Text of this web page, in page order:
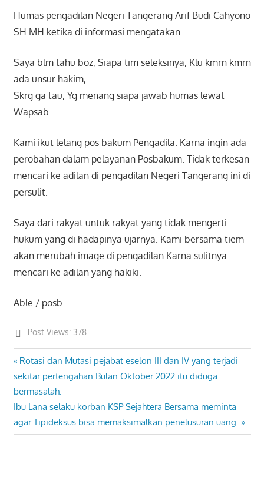
Humas pengadilan Negeri Tangerang Arif Budi Cahyono
SH MH ketika di informasi mengatakan.
Saya blm tahu boz, Siapa tim seleksinya, Klu kmrn kmrn
ada unsur hakim,
Skrg ga tau, Yg menang siapa jawab humas lewat
Wapsab.
Kami ikut lelang pos bakum Pengadila. Karna ingin ada
perobahan dalam pelayanan Posbakum. Tidak terkesan
mencari ke adilan di pengadilan Negeri Tangerang ini di
persulit.
Saya dari rakyat untuk rakyat yang tidak mengerti
hukum yang di hadapinya ujarnya. Kami bersama tiem
akan merubah image di pengadilan Karna sulitnya
mencari ke adilan yang hakiki.
Able / posb
Post Views: 378
Post
navigation
Previous
Post:
Rotasi dan Mutasi pejabat eselon III dan IV yang terjadi
sekitar pertengahan Bulan Oktober 2022 itu diduga
bermasalah.
Next
Post:
Ibu Lana selaku korban KSP Sejahtera Bersama meminta
agar Tipideksus bisa memaksimalkan penelusuran uang.